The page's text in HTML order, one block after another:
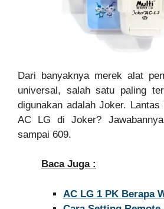
Dari banyaknya merek alat
universal, salah satu paling
digunakan adalah Joker. Lantas
AC LG di Joker?
sampai 609.
Baca Juga :
AC LG 1 PK Berapa